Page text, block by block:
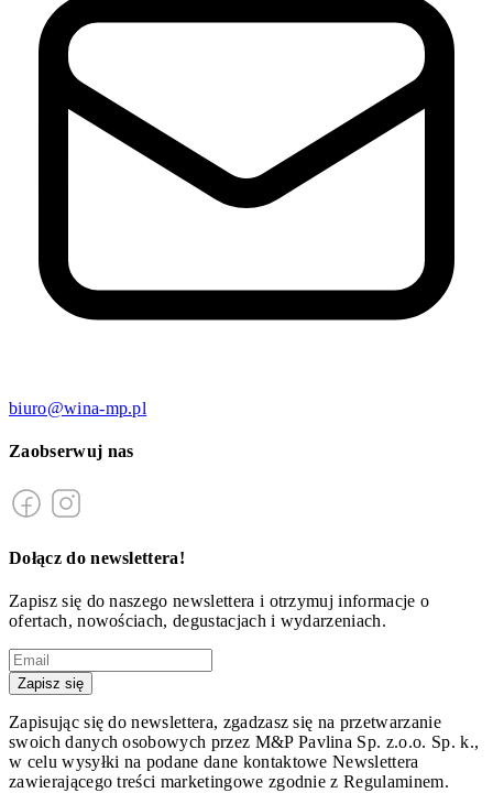
biuro@wina-mp.pl
Zaobserwuj nas
Dołącz do newslettera!
Zapisz się do naszego newslettera i otrzymuj informacje o
ofertach, nowościach, degustacjach i wydarzeniach.
Zapisz się
Zapisując się do newslettera, zgadzasz się na przetwarzanie
swoich danych osobowych przez M&P Pavlina Sp. z.o.o. Sp. k.,
w celu wysyłki na podane dane kontaktowe Newslettera
zawierającego treści marketingowe zgodnie z Regulaminem.